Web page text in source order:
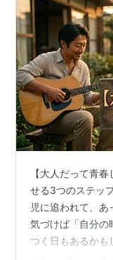
【大人だって青
せる3つのステッ
児に追われて、あ
気づけば「自分
つく日もあるかも